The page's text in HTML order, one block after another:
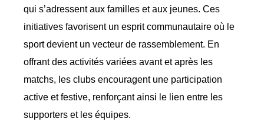
qui s’adressent aux familles et aux jeunes. Ces
initiatives favorisent un esprit communautaire où le
sport devient un vecteur de rassemblement. En
offrant des activités variées avant et après les
matchs, les clubs encouragent une participation
active et festive, renforçant ainsi le lien entre les
supporters et les équipes.